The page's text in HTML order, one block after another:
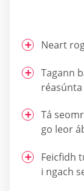
Neart
Tagann
réasúnta
Tá
go leor
Feicfidh
i ngach